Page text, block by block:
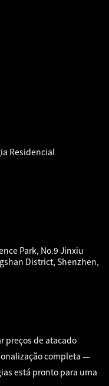
Residencial
Park, No.9 Jinxiu
District, Shenzhen,
preços de atacado
completa —
está pronto para uma